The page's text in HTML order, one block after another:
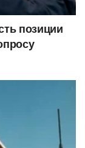
позиции